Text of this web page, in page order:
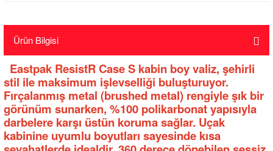
Ürün Bilgisi
Eastpak ResistR Case S kabin boy valiz, şehirli
stil ile maksimum işlevselliği buluşturuyor.
Fırçalanmış metal (brushed metal) rengiyle şık bir
görünüm sunarken, %100 polikarbonat yapısıyla
darbelere karşı üstün koruma sağlar. Uçak
kabinine uyumlu boyutları sayesinde kısa